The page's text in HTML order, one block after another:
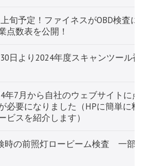
時の前照灯ロービーム検査 一部
年7月から自社のウェブサイトに点
必要になりました（HPに簡単に料
ビスを紹介します）
日より2024年度スキャンツール補
旬予定！ファイネスがOBD検査に
点数表を公開！